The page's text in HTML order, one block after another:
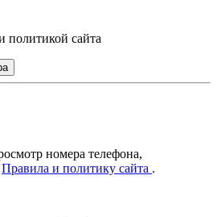
политикой сайта
номера телефона,
Правила и политику сайта .